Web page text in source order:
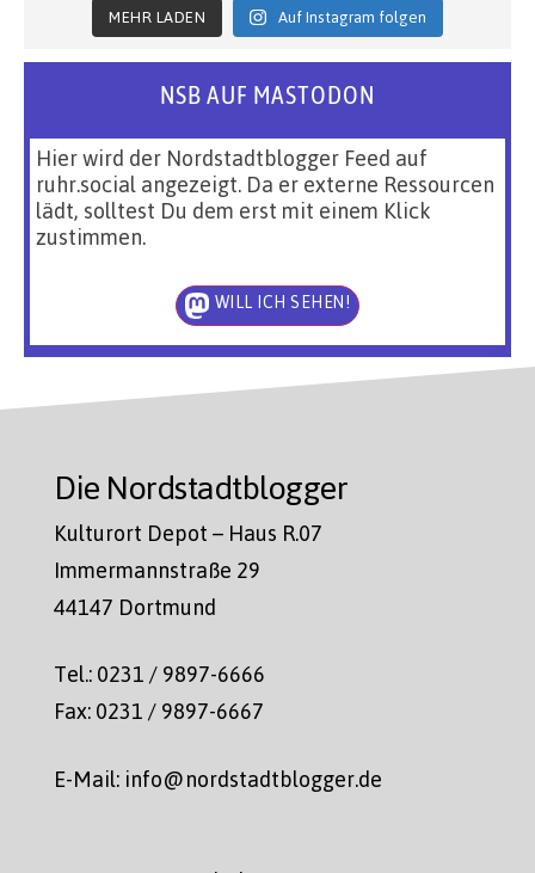
MEHR LADEN Auf Instagram folgen
NSB AUF MASTODON
Hier wird der Nordstadtblogger Feed auf
ruhr.social angezeigt. Da er externe Ressourcen
lädt, solltest Du dem erst mit einem Klick
zustimmen.
WILL ICH SEHEN!
Die Nordstadtblogger
Kulturort Depot – Haus R.07
Immermannstraße 29
44147 Dortmund
Tel.: 0231 / 9897-6666
Fax: 0231 / 9897-6667
E-Mail: info@nordstadtblogger.de